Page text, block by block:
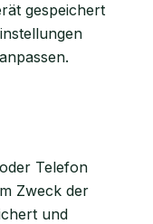
gespeichert
Telefon
Zweck der
und